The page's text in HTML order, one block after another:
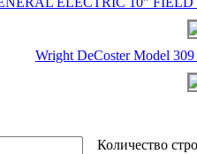
Wright DeCoster Model
Количество